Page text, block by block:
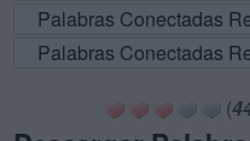
Palabras Conectadas
Palabras Conectadas
(